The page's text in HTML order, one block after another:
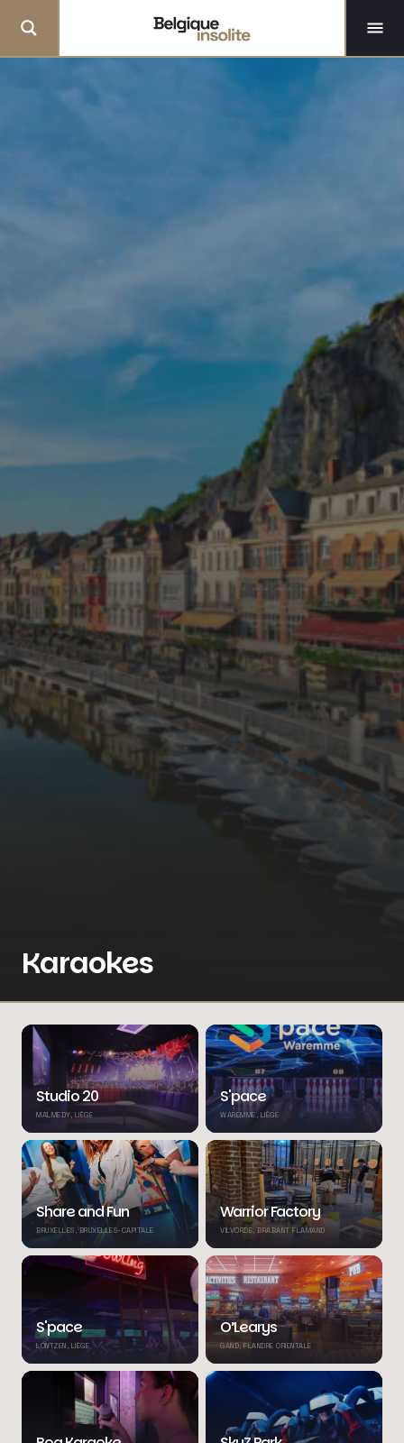
Karaokes
Studio 20
MALMEDY, LIÈGE
S'pace
WAREMME, LIÈGE
Share and Fun
BRUXELLES, BRUXELLES-CAPITALE
Warrior Factory
VILVORDE, BRABANT FLAMAND
S'pace
LONTZEN, LIÈGE
O’Learys
GAND, FLANDRE ORIENTALE